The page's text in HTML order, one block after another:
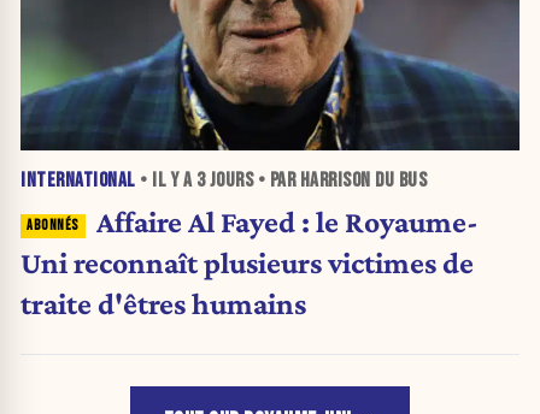
INTERNATIONAL • IL Y A 3 JOURS• PAR HARRISON DU BUS
Affaire Al Fayed : le Royaume-
Uni reconnaît plusieurs victimes de
traite d'êtres humains